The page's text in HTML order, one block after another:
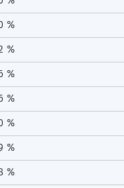
%
%
%
%
%
%
%